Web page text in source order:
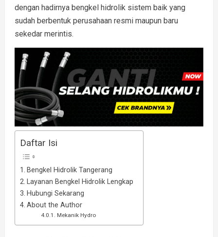
dengan hadirnya bengkel hidrolik sistem baik yang
sudah berbentuk perusahaan resmi maupun baru
sekedar merintis.
Daftar Isi
Bengkel Hidrolik Tangerang
Layanan Bengkel Hidrolik Lengkap
Hubungi Sekarang
About the Author
Mekanik Hydro